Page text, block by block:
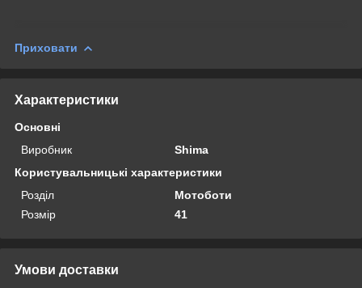
Приховати
Характеристики
Основні
Виробник
Shima
Користувальницькі характеристики
Розділ
Мотоботи
Розмір
41
Умови доставки